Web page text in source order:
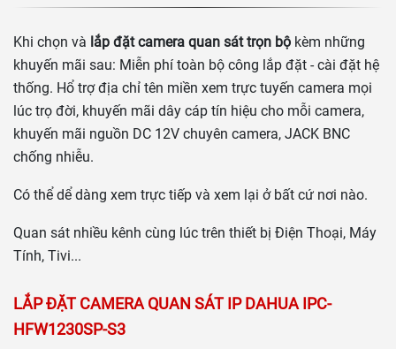
Khi chọn và lắp đặt camera quan sát trọn bộ kèm những
khuyến mãi sau: Miễn phí toàn bộ công lắp đặt - cài đặt hệ
thống. Hổ trợ địa chỉ tên miền xem trực tuyến camera mọi
lúc trọ đời, khuyến mãi dây cáp tín hiệu cho mỗi camera,
khuyến mãi nguồn DC 12V chuyên camera, JACK BNC
chống nhiễu.
Có thể dể dàng xem trực tiếp và xem lại ở bất cứ nơi nào.
Quan sát nhiều kênh cùng lúc trên thiết bị Điện Thoại, Máy
Tính, Tivi...
LẮP ĐẶT CAMERA QUAN SÁT IP DAHUA IPC-
HFW1230SP-S3